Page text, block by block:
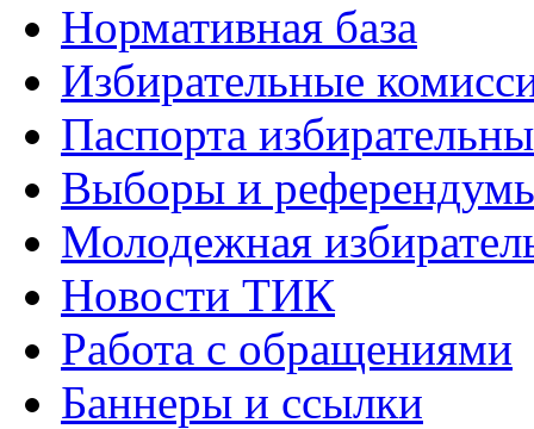
Нормативная база
Избирательные
Паспорта
Выборы и
Молодежная
Новости ТИК
Работа с обращениями
Баннеры и ссылки